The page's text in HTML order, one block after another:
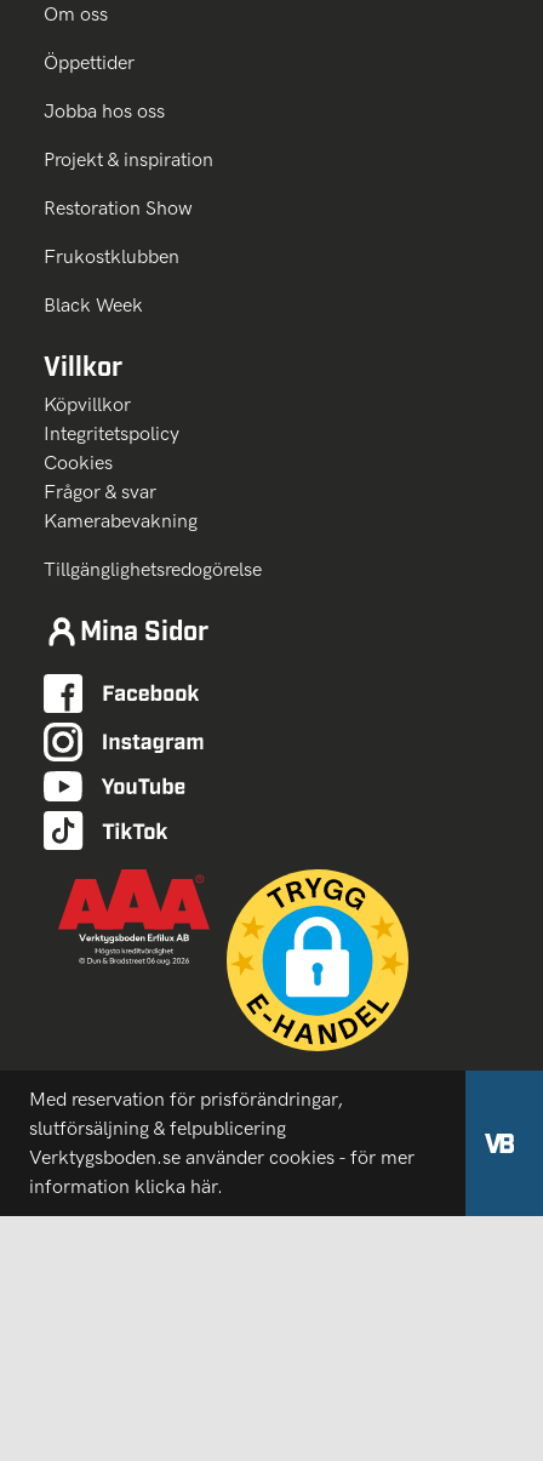
Om oss
Öppettider
Jobba hos oss
Projekt & inspiration
Restoration Show
Frukostklubben
Black Week
Villkor
Köpvillkor
Integritetspolicy
Cookies
Frågor & svar
Kamerabevakning
Tillgänglighetsredogörelse
Mina Sidor
Med reservation för prisförändringar,
slutförsäljning & felpublicering
Verktygsboden.se använder cookies - för mer
information klicka här.